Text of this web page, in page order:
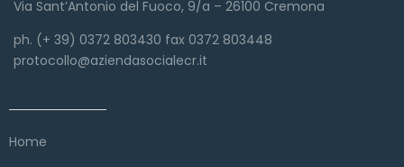
Via Sant’Antonio del Fuoco, 9/a – 26100 Cremona
ph. (+ 39) 0372 803430 fax 0372 803448
protocollo@aziendasocialecr.it
Home